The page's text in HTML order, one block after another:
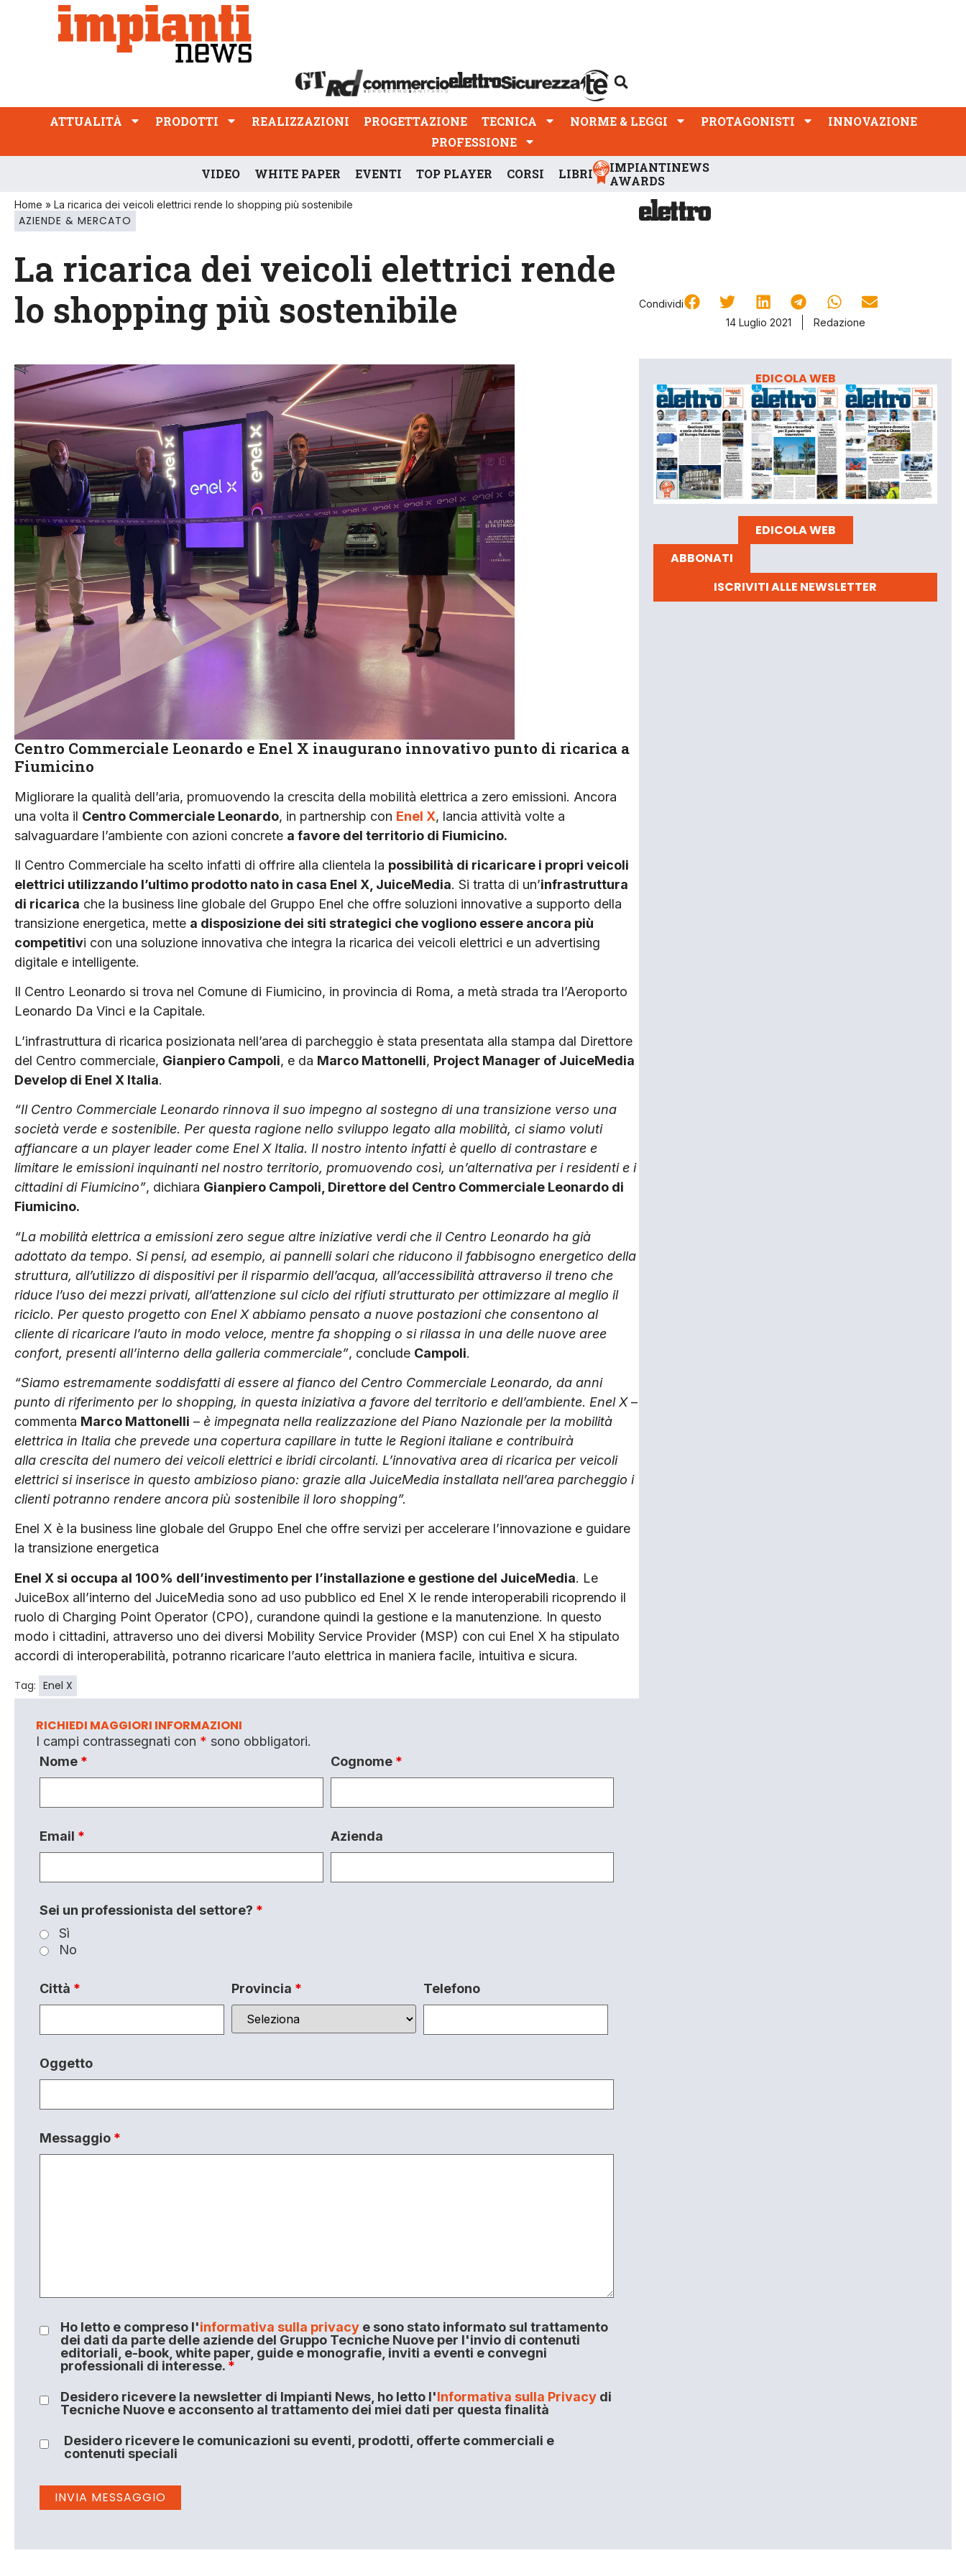
ATTUALITÀ PRODOTTI REALIZZAZIONI
PROFESSIONE
ATTUALITÀ PRODOTTI REALIZZAZIONI PROGETTAZIONE TECNICA NORME & LEGGI PROTAGONISTI
INNOVAZIONE
PROFESSIONE
VIDEO WHITE PAPER EVENTI TOP PLAYER CORSI LIBRI
IMPIANTINEWS
AWARDS
Home » La ricarica dei veicoli elettrici rende lo shopping più sostenibile
AZIENDE & MERCATO
La ricarica dei veicoli elettrici rende
lo shopping più sostenibile
Condividi
14 Luglio 2021
Redazione
Centro Commerciale Leonardo e Enel X inaugurano innovativo punto di ricarica a
Fiumicino
Migliorare la qualità dell’aria, promuovendo la crescita della mobilità elettrica a zero emissioni. Ancora
una volta il Centro Commerciale Leonardo, in partnership con Enel X, lancia attività volte a
salvaguardare l’ambiente con azioni concrete a favore del territorio di Fiumicino.
Il Centro Commerciale ha scelto infatti di offrire alla clientela la possibilità di ricaricare i propri veicoli
elettrici utilizzando l’ultimo prodotto nato in casa Enel X, JuiceMedia. Si tratta di un’infrastruttura
di ricarica che la business line globale del Gruppo Enel che offre soluzioni innovative a supporto della
transizione energetica, mette a disposizione dei siti strategici che vogliono essere ancora più
competitivi con una soluzione innovativa che integra la ricarica dei veicoli elettrici e un advertising
digitale e intelligente.
Il Centro Leonardo si trova nel Comune di Fiumicino, in provincia di Roma, a metà strada tra l’Aeroporto
Leonardo Da Vinci e la Capitale.
L’infrastruttura di ricarica posizionata nell’area di parcheggio è stata presentata alla stampa dal Direttore
del Centro commerciale, Gianpiero Campoli, e da Marco Mattonelli, Project Manager of JuiceMedia
Develop di Enel X Italia.
“Il Centro Commerciale Leonardo rinnova il suo impegno al sostegno di una transizione verso una
società verde e sostenibile. Per questa ragione nello sviluppo legato alla mobilità, ci siamo voluti
affiancare a un player leader come Enel X Italia. Il nostro intento infatti è quello di contrastare e
limitare le emissioni inquinanti nel nostro territorio, promuovendo così, un’alternativa per i residenti e i
cittadini di Fiumicino”, dichiara Gianpiero Campoli, Direttore del Centro Commerciale Leonardo di
Fiumicino.
“La mobilità elettrica a emissioni zero segue altre iniziative verdi che il Centro Leonardo ha già
adottato da tempo. Si pensi, ad esempio, ai pannelli solari che riducono il fabbisogno energetico della
struttura, all’utilizzo di dispositivi per il risparmio dell’acqua, all’accessibilità attraverso il treno che
riduce l’uso dei mezzi privati, all’attenzione sul ciclo dei rifiuti strutturato per ottimizzare al meglio il
riciclo. Per questo progetto con Enel X abbiamo pensato a nuove postazioni che consentono al
cliente di ricaricare l’auto in modo veloce, mentre fa shopping o si rilassa in una delle nuove aree
confort, presenti all’interno della galleria commerciale”, conclude Campoli.
“Siamo estremamente soddisfatti di essere al fianco del Centro Commerciale Leonardo, da anni
punto di riferimento per lo shopping, in questa iniziativa a favore del territorio e dell’ambiente. Enel X–
commenta Marco Mattonelli – è impegnata nella realizzazione del Piano Nazionale per la mobilità
elettrica in Italia che prevede una copertura capillare in tutte le Regioni italiane e contribuirà
alla crescita del numero dei veicoli elettrici e ibridi circolanti. L’innovativa area di ricarica per veicoli
elettrici si inserisce in questo ambizioso piano: grazie alla JuiceMedia installata nell’area parcheggio i
clienti potranno rendere ancora più sostenibile il loro shopping”.
Enel X è la business line globale del Gruppo Enel che offre servizi per accelerare l’innovazione e guidare
la transizione energetica
Enel X si occupa al 100% dell’investimento per l’installazione e gestione del JuiceMedia. Le
JuiceBox all’interno del JuiceMedia sono ad uso pubblico ed Enel X le rende interoperabili ricoprendo il
ruolo di Charging Point Operator (CPO), curandone quindi la gestione e la manutenzione. In questo
modo i cittadini, attraverso uno dei diversi Mobility Service Provider (MSP) con cui Enel X ha stipulato
accordi di interoperabilità, potranno ricaricare l’auto elettrica in maniera facile, intuitiva e sicura.
Tag: Enel X
RICHIEDI MAGGIORI INFORMAZIONI
I campi contrassegnati con * sono obbligatori.
Nome * Cognome *
Email * Azienda
Sei un professionista del settore? *
Sì
No
Città * Provincia * Telefono
Oggetto
Messaggio *
Ho letto e compreso l'informativa sulla privacye sono stato informato sul trattamento
dei dati da parte delle aziende del Gruppo Tecniche Nuove per l'invio di contenuti
editoriali, e-book, white paper, guide e monografie, inviti a eventi e convegni
professionali di interesse. *
Desidero ricevere la newsletter di Impianti News, ho letto l'Informativa sulla Privacydi
Tecniche Nuove e acconsento al trattamento dei miei dati per questa finalità
Desidero ricevere le comunicazioni su eventi, prodotti, offerte commerciali e
contenuti speciali
EDICOLA WEB
EDICOLA WEB
ABBONATI
ISCRIVITI ALLE NEWSLETTER